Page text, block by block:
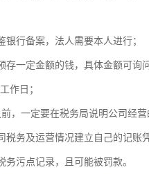
鉴银行备案，法人需要本人进行
存一定金额的钱，具体金额可
个工作日；
，一定要在税务局说明公司经
务及运营情况建立自己的记账
污点记录，且可能被罚款。